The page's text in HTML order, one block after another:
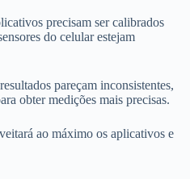
precisam ser calibrados
do celular estejam
pareçam inconsistentes,
obter medições mais precisas.
ao máximo os aplicativos e